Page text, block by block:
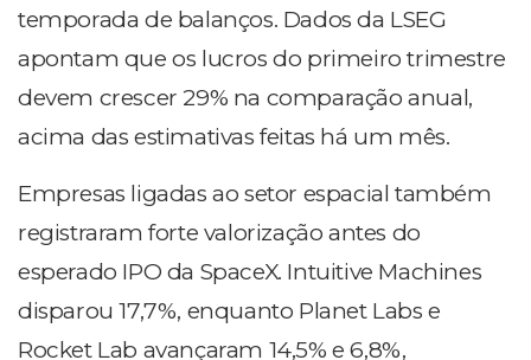
temporada de balanços. Dados da LSEG
apontam que os lucros do primeiro trimestre
devem crescer 29% na comparação anual,
acima das estimativas feitas há um mês.
Empresas ligadas ao setor espacial também
registraram forte valorização antes do
esperado IPO da SpaceX. Intuitive Machines
disparou 17,7%, enquanto Planet Labs e
Rocket Lab avançaram 14,5% e 6,8%,